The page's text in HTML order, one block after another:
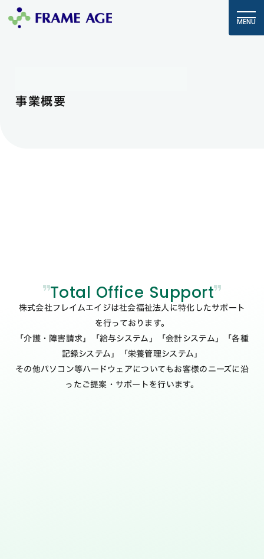
MENU
事業概要
Total Office Support
株式会社フレイムエイジは社会福祉法人に特化したサポート
を行っております。
「介護・障害請求」「給与システム」「会計システム」「各種
記録システム」「栄養管理システム」
その他パソコン等ハードウェアについてもお客様のニーズに沿
ったご提案・サポートを行います。